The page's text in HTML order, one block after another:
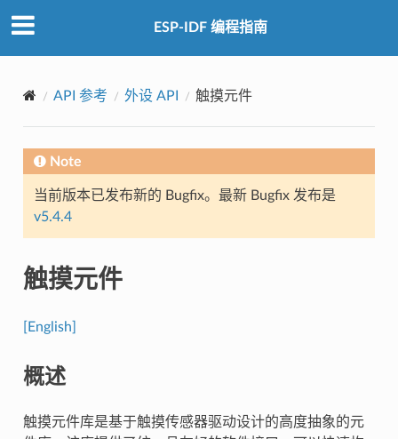
ESP-IDF 编程指南
API 参考 外设 API 触摸元件
Note
当前版本已发布新的 Bugfix。最新 Bugfix 发布是
v5.4.4
触摸元件
[English]
概述
触摸元件库是基于触摸传感器驱动设计的高度抽象的元